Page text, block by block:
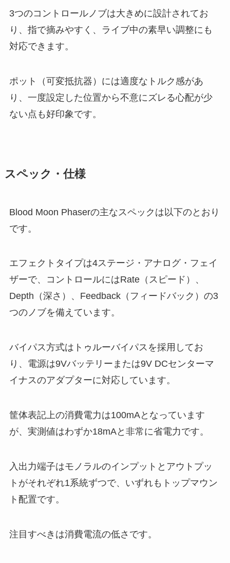
3つのコントロールノブは大きめに設計されてお
り、指で摘みやすく、ライブ中の素早い調整にも
対応できます。
ポット（可変抵抗器）には適度なトルク感があ
り、一度設定した位置から不意にズレる心配が少
ない点も好印象です。
スペック・仕様
Blood Moon Phaserの主なスペックは以下のとおり
です。
エフェクトタイプは4ステージ・アナログ・フェイ
ザーで、コントロールにはRate（スピード）、
Depth（深さ）、Feedback（フィードバック）の3
つのノブを備えています。
バイパス方式はトゥルーバイパスを採用してお
り、電源は9Vバッテリーまたは9V DCセンターマ
イナスのアダプターに対応しています。
筐体表記上の消費電力は100mAとなっています
が、実測値はわずか18mAと非常に省電力です。
入出力端子はモノラルのインプットとアウトプッ
トがそれぞれ1系統ずつで、いずれもトップマウン
ト配置です。
注目すべきは消費電流の低さです。